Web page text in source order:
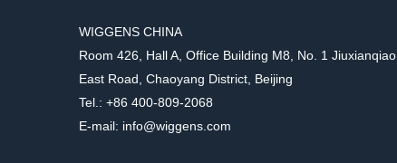
WIGGENS CHINA
Room 426, Hall A, Office Building M8, No. 1 Jiuxianqiao
East Road, Chaoyang District, Beijing
Tel.: +86 400-809-2068
E-mail: info@wiggens.com